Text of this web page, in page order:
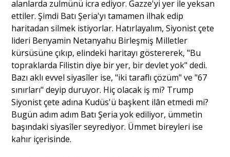
alanlarda zulmünü icra ediyor. Gazze'yi yer ile yeksan
ettiler. Şimdi Batı Şeria'yı tamamen ilhak edip
haritadan silmek istiyorlar. Hatırlayalım, Siyonist çete
lideri Benyamin Netanyahu Birleşmiş Milletler
kürsüsüne çıkıp, elindeki haritayı göstererek, "Bu
topraklarda Filistin diye bir yer, bir devlet yok" dedi.
Bazı aklı evvel siyasîler ise, "iki taraflı çözüm" ve "67
sınırları" deyip duruyor. Hiç olacak iş mi? Trump
Siyonist çete adına Kudüs'ü başkent ilân etmedi mi?
Bugün adım adım Batı Şeria yok ediliyor, ümmetin
başındaki siyasîler seyrediyor. Ümmet bireyleri ise
kahır içerisinde.